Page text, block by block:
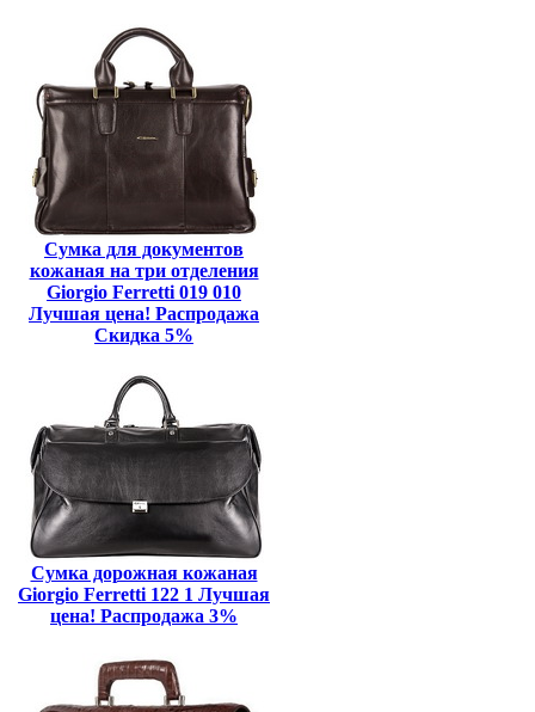
Сумка для документов
кожаная на три отделения
Giorgio Ferretti 019 010
Лучшая цена! Распродажа
Скидка 5%
Сумка дорожная кожаная
Giorgio Ferretti 122 1 Лучшая
цена! Распродажа 3%